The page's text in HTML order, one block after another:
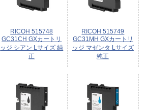
RICOH 515748
GC31CH GXカートリ
ッジ シアン Lサイズ 純
正
RICOH 515749
GC31MH GXカートリ
ッジ マゼンタ Lサイズ
純正